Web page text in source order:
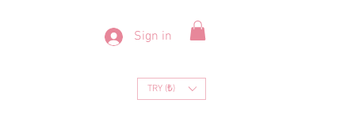
Sign in
TRY (₺)